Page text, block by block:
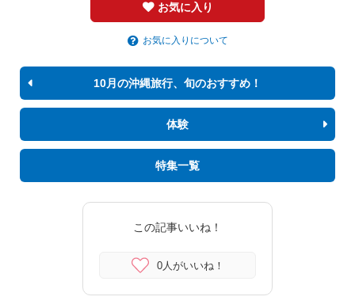
お気に入り
お気に入りについて
10月の沖縄旅行、旬のおすすめ！
体験
特集一覧
この記事いいね！
0人がいいね！